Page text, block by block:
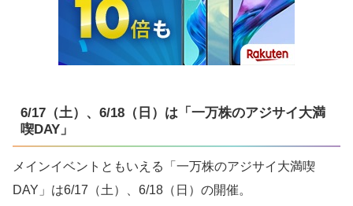
6/17（土）、6/18（日）は「一万株のアジサイ大満
喫DAY」
メインイベントともいえる「一万株のアジサイ大満喫
DAY」は6/17（土）、6/18（日）の開催。